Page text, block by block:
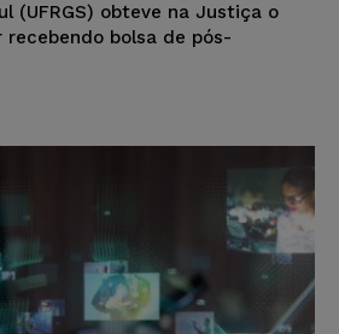
(UFRGS) obteve na Justiça o
bolsa de pós-